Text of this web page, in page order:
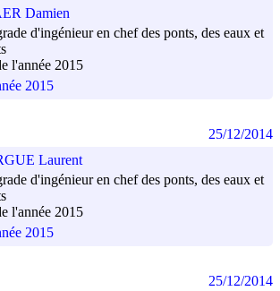
Damien
d'ingénieur en chef des ponts, des eaux et
l'année 2015
2015
Laurent
d'ingénieur en chef des ponts, des eaux et
l'année 2015
2015
25/12/2014
25/12/2014